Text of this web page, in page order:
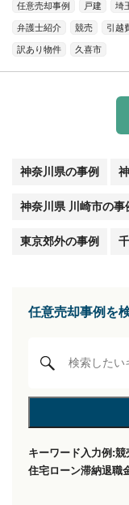
任意売却事例 戸建 埼
弁護士紹介 競売 引越
訳あり物件 久喜市
神奈川県の事例
神奈川県 川崎市の事
東京郊外の事例
任意売却事例を
キーワード入力例:競
住宅ローン滞納退職